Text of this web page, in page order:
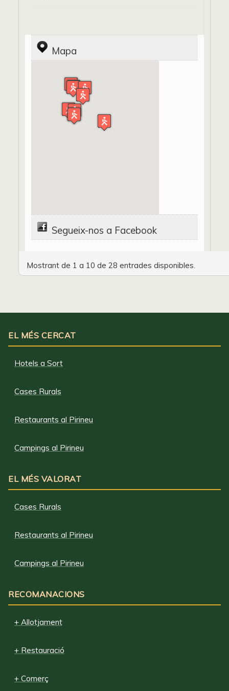
Mapa
Segueix-nos a Facebook
Mostrant de 1 a 10 de 28 entrades disponibles.
EL MÉS CERCAT
Hotels a Sort
Cases Rurals
Restaurants al Pirineu
Campings al Pirineu
EL MÉS VALORAT
Cases Rurals
Restaurants al Pirineu
Campings al Pirineu
RECOMANACIONS
+ Allotjament
+ Restauració
+ Comerç